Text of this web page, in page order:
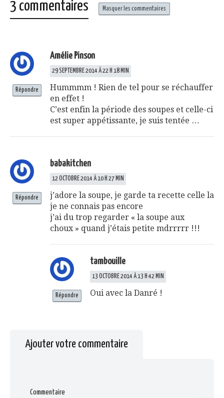
3 commentaires Masquer les commentaires
Amélie Pinson
29 SEPTEMBRE 2014 À 22 H 18 MIN
Hummmm ! Rien de tel pour se réchauffer
en effet !
C’est enfin la période des soupes et celle-ci
est super appétissante, je suis tentée …
Répondre
babakitchen
12 OCTOBRE 2014 À 10 H 27 MIN
j’adore la soupe, je garde ta recette celle la
je ne connais pas encore
j’ai du trop regarder « la soupe aux
choux » quand j’étais petite mdrrrrr !!!
Répondre
tambouille
13 OCTOBRE 2014 À 13 H 42 MIN
Oui avec la Danré !
Répondre
Ajouter votre commentaire
Commentaire